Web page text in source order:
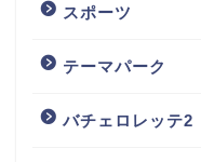
スポーツ
テーマパーク
バチェロレッテ2